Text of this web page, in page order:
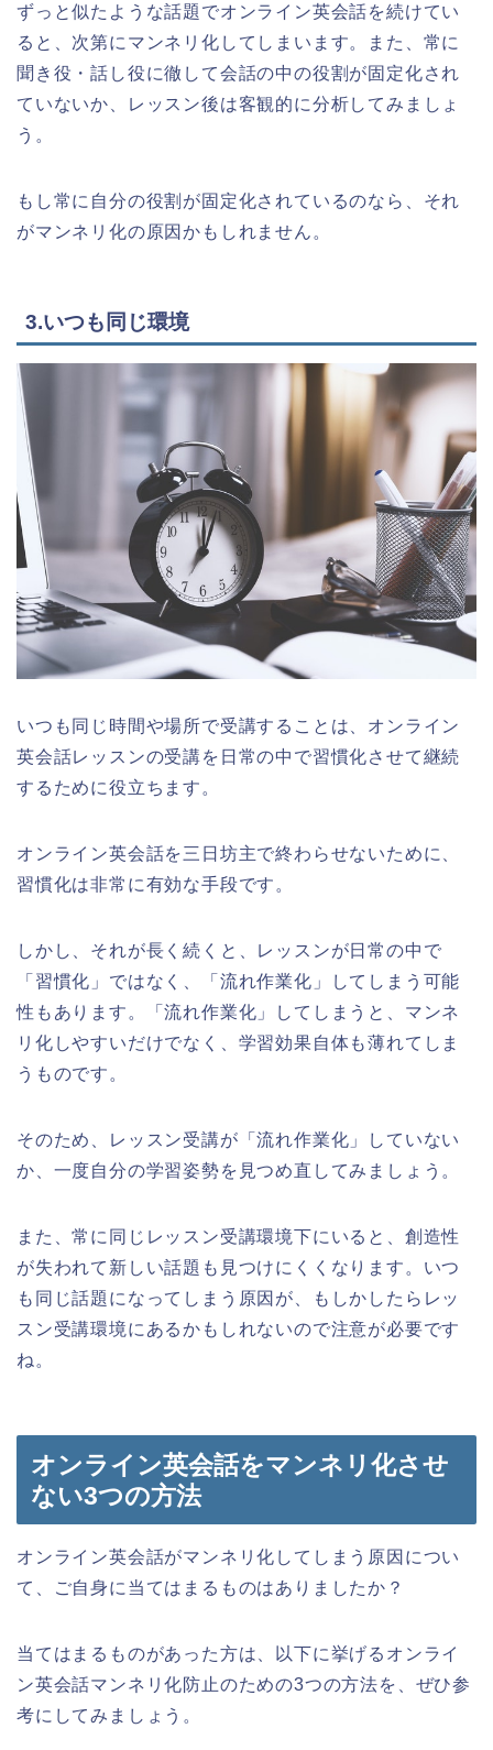
ずっと似たような話題でオンライン英会話を続けてい
ると、次第にマンネリ化してしまいます。また、常に
聞き役・話し役に徹して会話の中の役割が固定化され
ていないか、レッスン後は客観的に分析してみましょ
う。
もし常に自分の役割が固定化されているのなら、それ
がマンネリ化の原因かもしれません。
3.いつも同じ環境
いつも同じ時間や場所で受講することは、オンライン
英会話レッスンの受講を日常の中で習慣化させて継続
するために役立ちます。
オンライン英会話を三日坊主で終わらせないために、
習慣化は非常に有効な手段です。
しかし、それが長く続くと、レッスンが日常の中で
「習慣化」ではなく、「流れ作業化」してしまう可能
性もあります。「流れ作業化」してしまうと、マンネ
リ化しやすいだけでなく、学習効果自体も薄れてしま
うものです。
そのため、レッスン受講が「流れ作業化」していない
か、一度自分の学習姿勢を見つめ直してみましょう。
また、常に同じレッスン受講環境下にいると、創造性
が失われて新しい話題も見つけにくくなります。いつ
も同じ話題になってしまう原因が、もしかしたらレッ
スン受講環境にあるかもしれないので注意が必要です
ね。
オンライン英会話をマンネリ化させ
ない3つの方法
オンライン英会話がマンネリ化してしまう原因につい
て、ご自身に当てはまるものはありましたか？
当てはまるものがあった方は、以下に挙げるオンライ
ン英会話マンネリ化防止のための3つの方法を、ぜひ参
考にしてみましょう。